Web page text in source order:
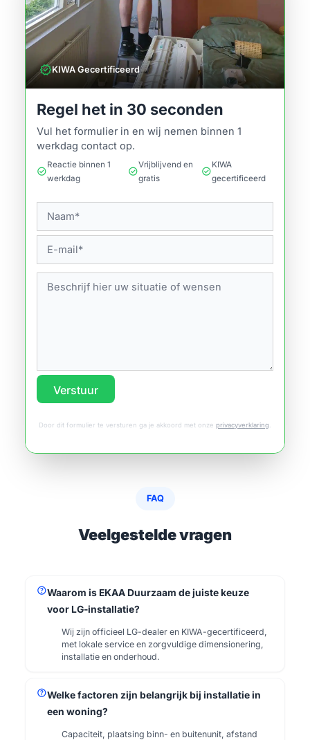
verifiedKIWA Gecertificeerd
Regel het in 30 seconden
Vul het formulier in en wij nemen binnen 1
werkdag contact op.
check_circle
Reactie binnen 1
werkdag
check_circle
Vrijblijvend en
gratis
check_circle
KIWA
gecertificeerd
Verstuur
Door dit formulier te versturen ga je akkoord met onze privacyverklaring.
FAQ
Veelgestelde vragen
helpWaarom is EKAA Duurzaam de juiste keuze
voor LG-installatie?
Wij zijn officieel LG-dealer en KIWA-gecertificeerd,
met lokale service en zorgvuldige dimensionering,
installatie en onderhoud.
helpWelke factoren zijn belangrijk bij installatie in
een woning?
Capaciteit, plaatsing binn- en buitenunit, afstand